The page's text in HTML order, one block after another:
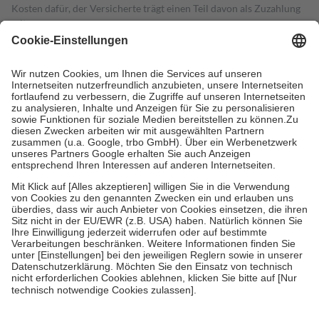
Kosten dafür, der Versicherte trägt einen Teil davon als Zuzahlung
mit.
Grundsätzlich leisten Mitglieder Zuzahlungen in Höhe von zehn
höchstens zehn Euro.
Es sind jedoch nie mehr als die tatsächlichen
Kosten der Leistung zu entrichten.
Diese Regeln gelten grundsätzlich auch für Online-Apotheken.
Bei Heilmitteln und häuslicher Krankenpflege beträgt die
Zuzahlung zehn Prozent der Kosten sowie zehn Euro je
Verordnung.
Um das Engagement der Versicherten für ihre eigene Gesundheit zu
stärken und die besondere Stellung der Familie zu unterstützen,
fallenkeine Zuzahlungenan bei:
• Kindern und Jugendlichen bis zum vollendeten 18. Lebensjahr
mit Ausnahme der Fahrkosten
• Untersuchungen zur Vorsorge und Früherkennung, die von der
GKV getragen werden
• empfohlenen Schutzimpfungen
• Harn- und Blutteststreifen